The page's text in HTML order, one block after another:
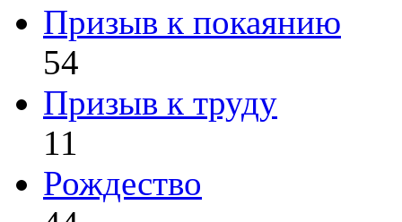
Призыв к покаянию
54
Призыв к труду
11
Рождество